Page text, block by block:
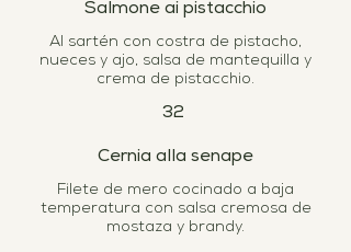
Salmone ai pistacchio
Al sartén con costra de pistacho,
nueces y ajo, salsa de mantequilla y
crema de pistacchio.
32
Cernia alla senape
Filete de mero cocinado a baja
temperatura con salsa cremosa de
mostaza y brandy.